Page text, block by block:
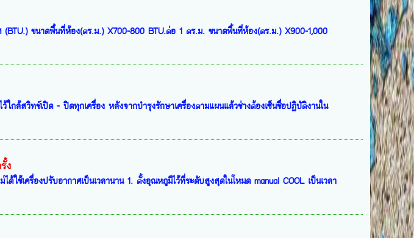
ขนาดพื้นที่ห้อง(ตร.ม.) X700-800 BTU.ต่อ 1 ตร.ม. ขนาดพื้นที่ห้อง(ตร.ม.) X900-1,000
ว้ใกล้สวิทช์เปิด - ปิดทุกเครื่อง หลังจากบำรุงรักษาเครื่องตามแผนแล้วช่างต้องเซ็นชื่อปฏิบัติงานใน
ง
ได้ใช้เครื่องปรับอากาศเป็นเวลานาน 1. ตั้งอุณหภูมิไว้ที่ระดับสูงสุดในโหมด manual COOL เป็นเวลา